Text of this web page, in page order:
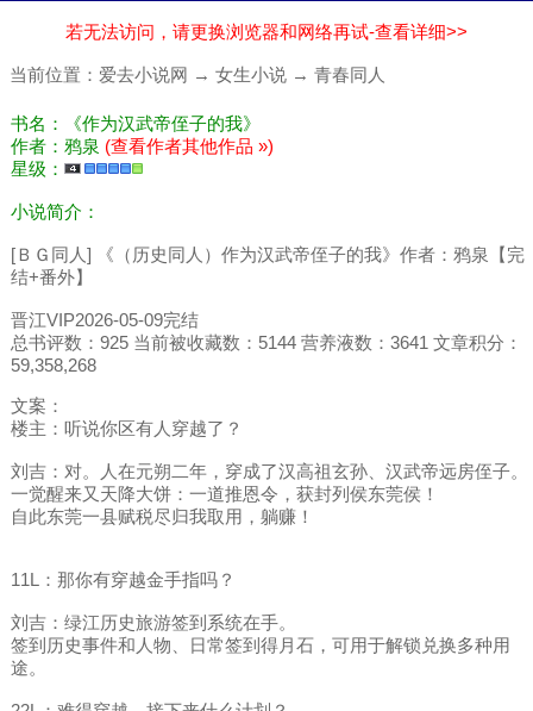
若无法访问，请更换浏览器和网络再试-查看详细>>
当前位置： 爱去小说网 → 女生小说 → 青春同人
书名：《作为汉武帝侄子的我》
作者：鸦泉 (查看作者其他作品 »)
星级：
小说简介：
[ＢＧ同人] 《（历史同人）作为汉武帝侄子的我》作者：鸦泉【完
结+番外】
晋江VIP2026-05-09完结
总书评数：925 当前被收藏数：5144 营养液数：3641 文章积分：
59,358,268
文案：
楼主：听说你区有人穿越了？
刘吉：对。人在元朔二年，穿成了汉高祖玄孙、汉武帝远房侄子。
一觉醒来又天降大饼：一道推恩令，获封列侯东莞侯！
自此东莞一县赋税尽归我取用，躺赚！
11L：那你有穿越金手指吗？
刘吉：绿江历史旅游签到系统在手。
签到历史事件和人物、日常签到得月石，可用于解锁兑换多种用
途。